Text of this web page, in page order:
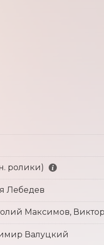
ролики)
Лебедев
Максимов,
Валуцкий